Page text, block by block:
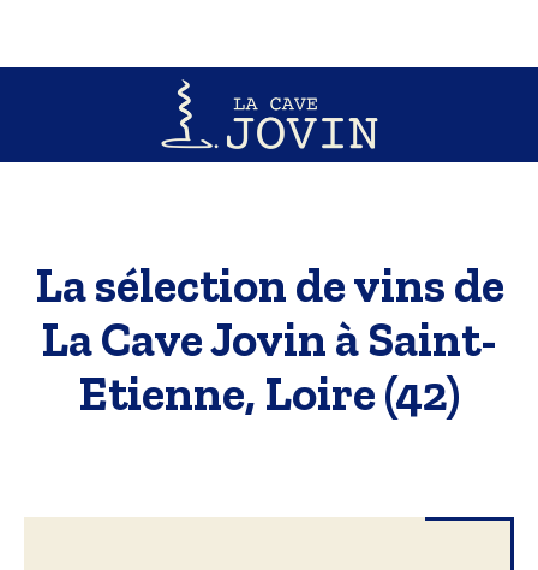
La sélection de vins de
La Cave Jovin à Saint-
Etienne, Loire (42)